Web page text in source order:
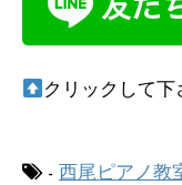
クリックして下
- 西尾ピアノ教